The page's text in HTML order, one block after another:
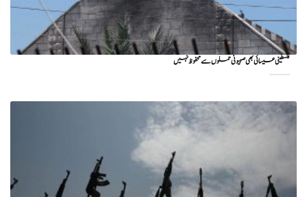
فلسطینی عیسائی بھی صہیونی حملوں سے محفوظ نہیں